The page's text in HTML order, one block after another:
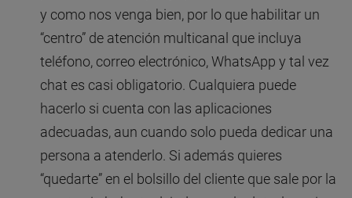
y como nos venga bien, por lo que habilitar un
“centro” de atención multicanal que incluya
teléfono, correo electrónico, WhatsApp y tal vez
chat es casi obligatorio. Cualquiera puede
hacerlo si cuenta con las aplicaciones
adecuadas, aun cuando solo pueda dedicar una
persona a atenderlo. Si además quieres
“quedarte” en el bolsillo del cliente que sale por la